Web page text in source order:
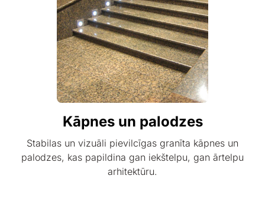
Kāpnes un palodzes
Stabilas un vizuāli pievilcīgas granīta kāpnes un
palodzes, kas papildina gan iekštelpu, gan ārtelpu
arhitektūru.